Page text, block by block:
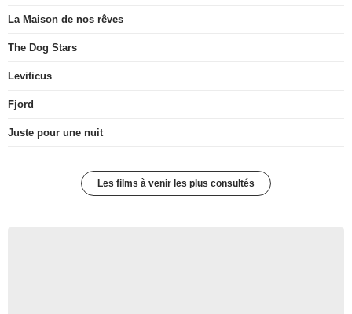
La Maison de nos rêves
The Dog Stars
Leviticus
Fjord
Juste pour une nuit
Les films à venir les plus consultés